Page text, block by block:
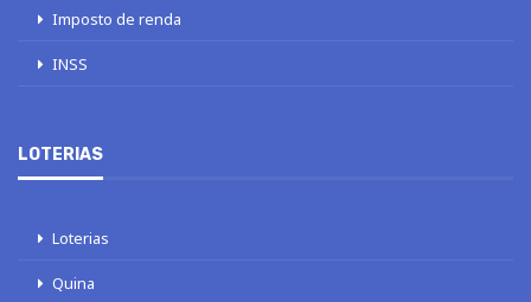
Imposto de renda
INSS
LOTERIAS
Loterias
Quina